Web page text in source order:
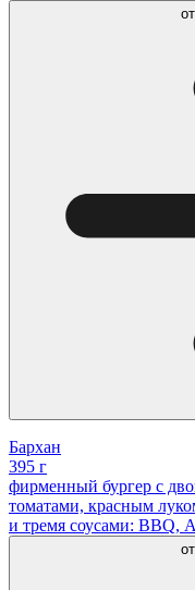
от
Бархан
395 г
фирменный бургер с
томатами, красным
и тремя соусами: BBQ,
от